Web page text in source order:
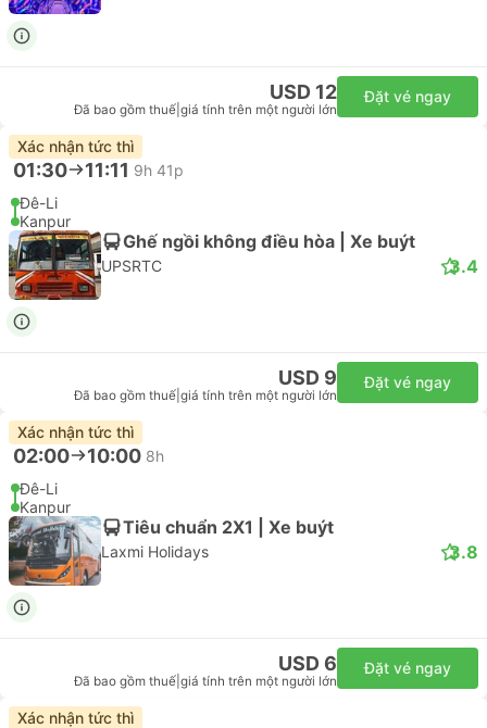
USD 12
Đã bao gồm thuế giá tính trên một người lớn
Đặt vé ngay
Xác nhận tức thì
01:30 11:11 9h 41p
Đê-Li
Kanpur
Ghế ngồi không điều hòa | Xe buýt
UPSRTC 3.4
USD 9
Đã bao gồm thuế giá tính trên một người lớn
Đặt vé ngay
Xác nhận tức thì
02:00 10:00 8h
Đê-Li
Kanpur
Tiêu chuẩn 2X1 | Xe buýt
Laxmi Holidays 3.8
USD 6
Đã bao gồm thuế giá tính trên một người lớn
Đặt vé ngay
Xác nhận tức thì